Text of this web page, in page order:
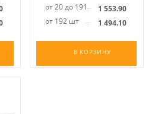
от 20 до 191 шт1 553.90руб.
от 192 шт
1 494.10руб.
В КОРЗИНУ